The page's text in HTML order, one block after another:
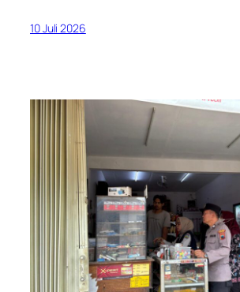
10 Juli 2026